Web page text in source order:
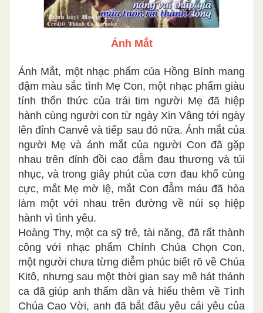
Ánh Mắt
Ánh Mắt, một nhạc phẩm của Hồng Bính mang
đậm màu sắc tình Mẹ Con, một nhạc phẩm giàu
tính thổn thức của trái tim người Mẹ đã hiệp
hành cùng người con từ ngày Xin Vâng tới ngày
lên đỉnh Canvê và tiếp sau đó nữa. Ánh mắt của
người Mẹ và ánh mắt của người Con đã gặp
nhau trên đỉnh đồi cao đẫm đau thương và tủi
nhục, và trong giây phút của cơn đau khổ cùng
cực, mắt Mẹ mờ lệ, mắt Con đẫm máu đã hòa
làm một với nhau trên đường về núi sọ hiệp
hành vì tình yêu.
Hoàng Thy, một ca sỹ trẻ, tài năng, đã rất thành
công với nhạc phẩm Chính Chúa Chọn Con,
một người chưa từng diễm phúc biết rõ về Chúa
Kitô, nhưng sau một thời gian say mê hát thánh
ca đã giúp anh thấm dần và hiểu thêm về Tình
Chúa Cao Vời, anh đã bắt đâu yêu cái yêu của